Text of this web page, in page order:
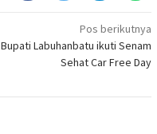
Pos berikutnya
Bupati Labuhanbatu ikuti Senam
Sehat Car Free Day